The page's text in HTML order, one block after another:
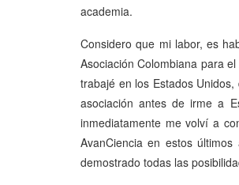
academia.
Considero que mi labor, es
Asociación Colombiana para
trabajé en los Estados
asociación antes de irme a
inmediatamente me volví a
AvanCiencia en estos
demostrado todas las